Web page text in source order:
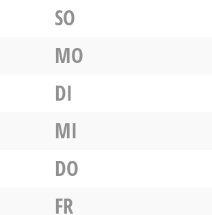
SO
MO
DI
MI
DO
FR